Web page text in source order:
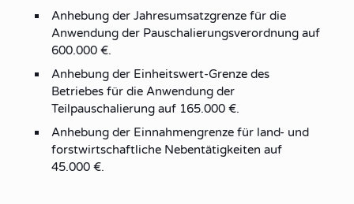
Anhebung der Jahresumsatzgrenze für die
Anwendung der Pauschalierungsverordnung auf
600.000 €.
Anhebung der Einheitswert-Grenze des
Betriebes für die Anwendung der
Teilpauschalierung auf 165.000 €.
Anhebung der Einnahmengrenze für land- und
forstwirtschaftliche Nebentätigkeiten auf
45.000 €.